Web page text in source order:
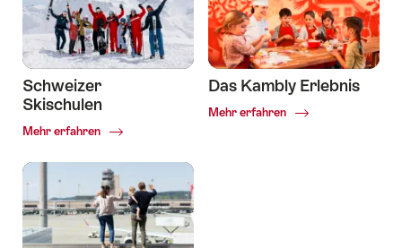
Schweizer
Skischulen
Mehr erfahren
Common.Of
Skischulen
Das Kambly Erlebnis
Mehr erfahren Common.Of